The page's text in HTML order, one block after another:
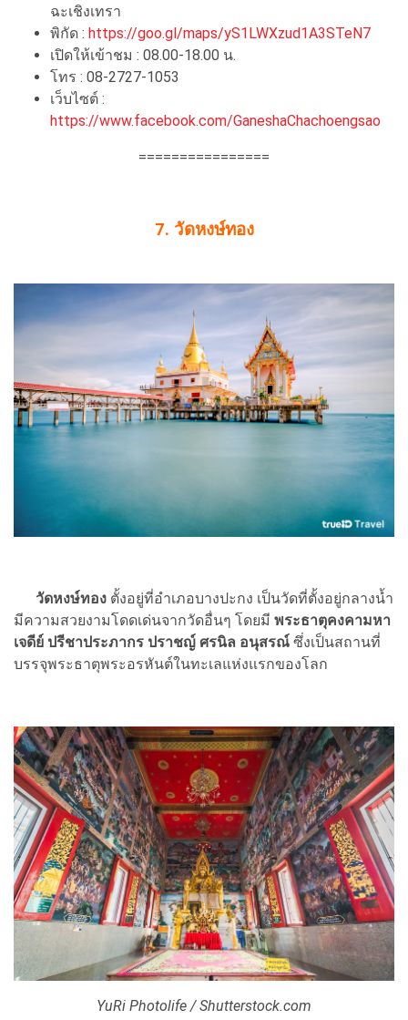
ฉะเชิงเทรา
พิกัด : https://goo.gl/maps/yS1LWXzud1A3STeN7
เปิดให้เข้าชม : 08.00-18.00 น.
โทร : 08-2727-1053
เว็บไซต์ :
https://www.facebook.com/GaneshaChachoengsao
================
7. วัดหงษ์ทอง
วัดหงษ์ทอง ตั้งอยู่ที่อำเภอบางปะกง เป็นวัดที่ตั้งอยู่กลางน้ำ
มีความสวยงามโดดเด่นจากวัดอื่นๆ โดยมี พระธาตุคงคามหา
เจดีย์ ปรีชาประภากร ปราชญ์ ศรนิล อนุสรณ์ ซึ่งเป็นสถานที่
บรรจุพระธาตุพระอรหันต์ในทะเลแห่งแรกของโลก
YuRi Photolife / Shutterstock.com